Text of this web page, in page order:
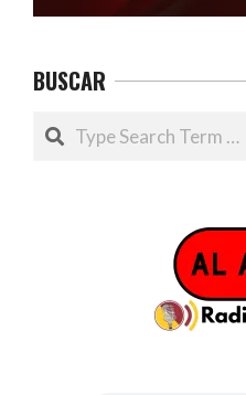
BUSCAR
Search